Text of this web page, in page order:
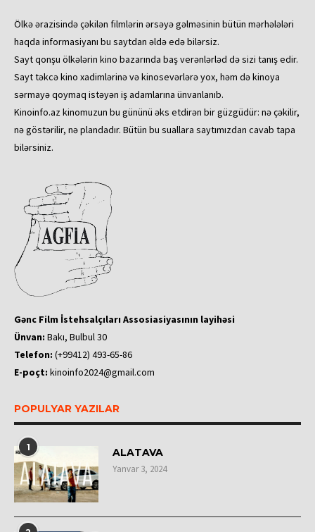
Ölkə ərazisində çəkilən filmlərin ərsəyə gəlməsinin bütün mərhələləri
haqda informasiyanı bu saytdan əldə edə bilərsiz.
Sayt qonşu ölkələrin kino bazarında baş verənlərləd də sizi tanış edir.
Sayt təkcə kino xadimlərinə və kinosevərlərə yox, həm də kinoya
sərmayə qoymaq istəyən iş adamlarına ünvanlanıb.
Kinoinfo.az kinomuzun bu gününü əks etdirən bir güzgüdür: nə çəkilir,
nə göstərilir, nə plandadır. Bütün bu suallara saytımızdan cavab tapa
bilərsiniz.
Gənc Film İstehsalçıları Assosiasiyasının layihəsi
Ünvan: Bakı, Bulbul 30
Telefon: (+99412) 493-65-86
E-poçt: kinoinfo2024@gmail.com
POPULYAR YAZILAR
1 ALATAVA
Yanvar 3, 2024